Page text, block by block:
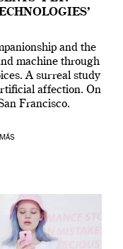
and the
machine through
A surreal study
affection. On
Francisco.